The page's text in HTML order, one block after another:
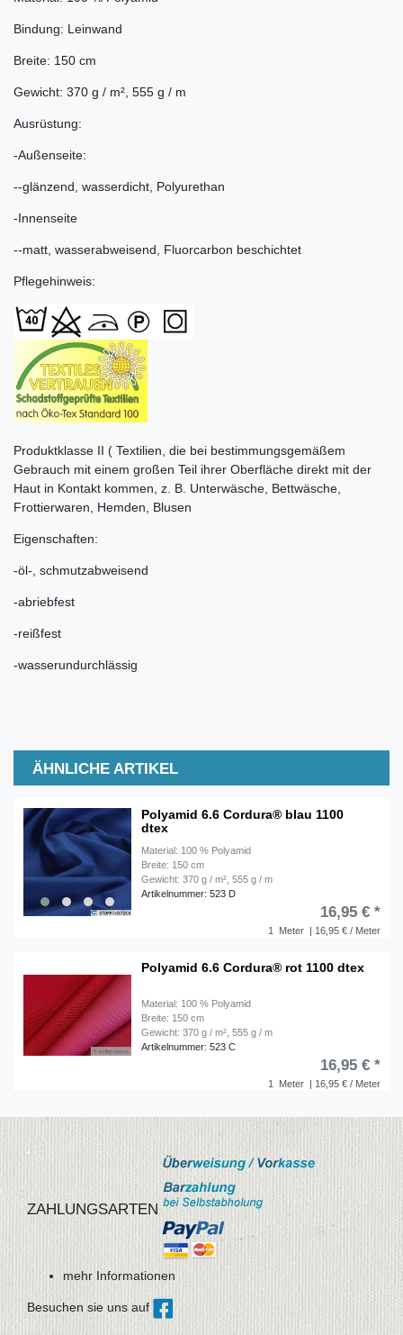
Bindung: Leinwand
Breite: 150 cm
Gewicht: 370 g / m², 555 g / m
Ausrüstung:
-Außenseite:
--glänzend, wasserdicht, Polyurethan
-Innenseite
--matt, wasserabweisend, Fluorcarbon beschichtet
Pflegehinweis:
Produktklasse II ( Textilien, die bei bestimmungsgemäßem
Gebrauch mit einem großen Teil ihrer Oberfläche direkt mit der
Haut in Kontakt kommen, z. B. Unterwäsche, Bettwäsche,
Frottierwaren, Hemden, Blusen
Eigenschaften:
-öl-, schmutzabweisend
-abriebfest
-reißfest
-wasserundurchlässig
ÄHNLICHE ARTIKEL
Polyamid 6.6 Cordura® blau 1100
dtex
Material: 100 % Polyamid
Breite: 150 cm
Gewicht: 370 g / m², 555 g / m
Artikelnummer: 523 D
1 Meter | 16,95 € / Meter
16,95 € *
Polyamid 6.6 Cordura® rot 1100 dtex
Material: 100 % Polyamid
Breite: 150 cm
Gewicht: 370 g / m², 555 g / m
Artikelnummer: 523 C
1 Meter | 16,95 € / Meter
16,95 € *
ZAHLUNGSARTEN
mehr Informationen
Besuchen sie uns auf